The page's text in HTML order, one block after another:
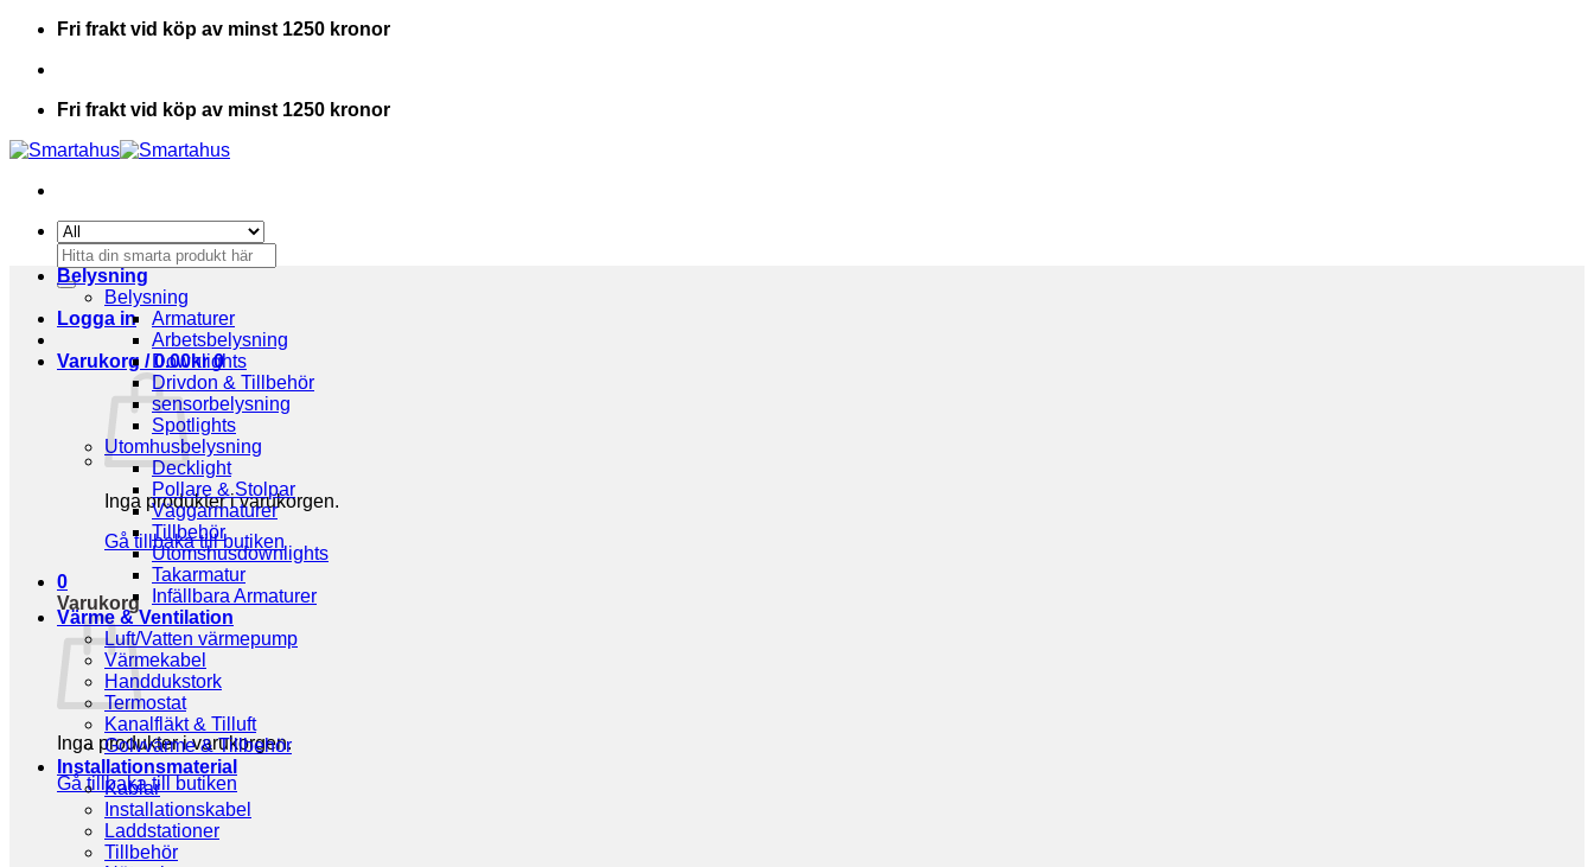
Skip
content
Fri frakt vid köp av minst 1250 kronor
Fri frakt vid köp av minst 1250 kronor
Sök
efter:
Logga in
Varukorg /0.00kr 0
Inga produkter i varukorgen.
Gå tillbaka till butiken
0
Varukorg
Inga produkter i varukorgen.
Gå tillbaka till butiken
Belysning
Belysning
Armaturer
Arbetsbelysning
Downlights
Drivdon & Tillbehör
sensorbelysning
Spotlights
Utomhusbelysning
Decklight
Pollare & Stolpar
Väggarmaturer
Tillbehör
Utomshusdownlights
Takarmatur
Infällbara Armaturer
Värme & Ventilation
Luft/Vatten värmepump
Värmekabel
Handdukstork
Termostat
Kanalfläkt & Tilluft
Golvvärme & Tillbehör
Installationsmaterial
Kablar
Installationskabel
Laddstationer
Tillbehör